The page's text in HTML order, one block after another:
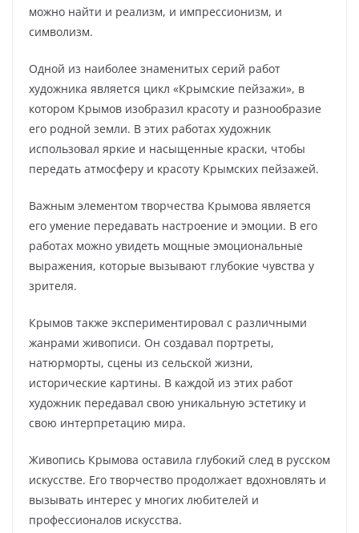
можно найти и реализм, и импрессионизм, и
символизм.
Одной из наиболее знаменитых серий работ
художника является цикл «Крымские пейзажи», в
котором Крымов изобразил красоту и разнообразие
его родной земли. В этих работах художник
использовал яркие и насыщенные краски, чтобы
передать атмосферу и красоту Крымских пейзажей.
Важным элементом творчества Крымова является
его умение передавать настроение и эмоции. В его
работах можно увидеть мощные эмоциональные
выражения, которые вызывают глубокие чувства у
зрителя.
Крымов также экспериментировал с различными
жанрами живописи. Он создавал портреты,
натюрморты, сцены из сельской жизни,
исторические картины. В каждой из этих работ
художник передавал свою уникальную эстетику и
свою интерпретацию мира.
Живопись Крымова оставила глубокий след в русском
искусстве. Его творчество продолжает вдохновлять и
вызывать интерес у многих любителей и
профессионалов искусства.